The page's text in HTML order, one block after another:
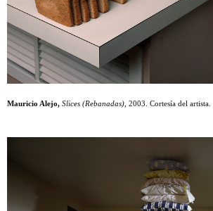
Mauricio Alejo, Slices (Rebanadas), 2003. Cortesía del artista.